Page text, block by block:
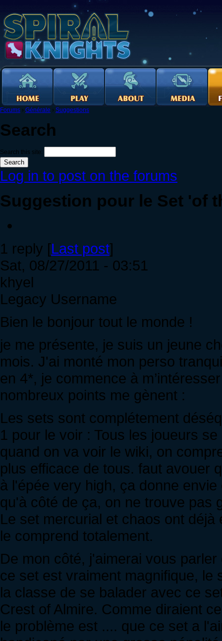
Forums › Générale › Suggestions
Search
Search this site:
Log in to post on the forums
Suggestion pour le Set 'of
1 reply [Last post]
Sat, 08/27/2011 - 03:51
khyel
Legacy Username
Bien le bonjour tout le monde !
je me présente, je suis un jeune
mois. J'ai monté mon perso
en 4*, je commence à
nombreux points me gènent :
Les sets sont complétement
1 pour le voir : Tous les joueurs
quand on va voir le wiki, on
plus efficace de tous. faut avouer
à l'épée very high, ça donne
qu'à côté de ça, on ne trouve pas
Le set mercurial et chaos ont
le comprend totalement.
De mon côté, j'aimerai vous
ce set est vraiment magnifique,
la classe de se balader avec ce
Crest of Almire. Comme diraient
le problème est .... que ce set a